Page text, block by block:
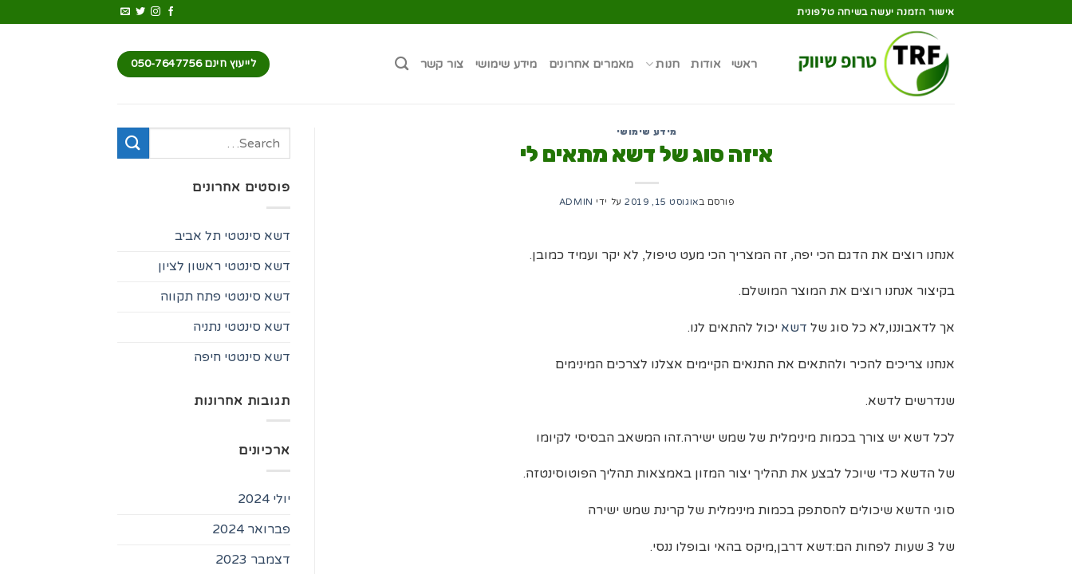
אישור הזמנה יעשה בשיחה טלפונית
ראשי אודות חנות מאמרים אחרונים מידע שימושי צור קשר לייעוץ חינם 050-7647756
מידע שימושי
איזה סוג של דשא מתאים לי
פורסם באוגוסט 15, 2019 על ידי ADMIN
אנחנו רוצים את הדגם הכי יפה, זה המצריך הכי מעט טיפול, לא יקר ועמיד כמובן.
בקיצור אנחנו רוצים את המוצר המושלם.
אך לדאבוננו,לא כל סוג של דשא יכול להתאים לנו.
אנחנו צריכים להכיר ולהתאים את התנאים הקיימים אצלנו לצרכים המינימים
שנדרשים לדשא.
לכל דשא יש צורך בכמות מינימלית של שמש ישירה.זהו המשאב הבסיסי לקיומו
של הדשא כדי שיוכל לבצע את תהליך יצור המזון באמצאות תהליך הפוטוסינטזה.
סוגי הדשא שיכולים להסתפק בכמות מינימלית של קרינת שמש ישירה
של 3 שעות לפחות הם:דשא דרבן,מיקס בהאי ובופלו ננסי.
פוסטים אחרונים
דשא סינטטי תל אביב
דשא סינטטי ראשון לציון
דשא סינטטי פתח תקווה
דשא סינטטי נתניה
דשא סינטטי חיפה
תגובות אחרונות
ארכיונים
יולי 2024
פברואר 2024
דצמבר 2023